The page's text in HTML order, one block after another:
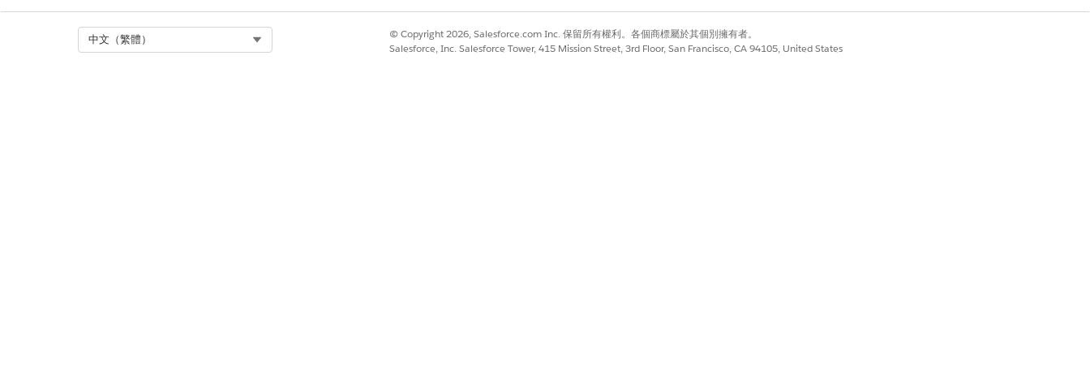
中文（繁體）
© Copyright 2026, Salesforce.com Inc. 保留所有權利。各個商標屬於其個別擁有者。
Salesforce, Inc. Salesforce Tower, 415 Mission Street, 3rd Floor, San Francisco, CA 94105, United States